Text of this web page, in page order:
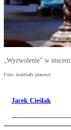
„Wyzwolenie” w
Foto: materiały prasowe
Jacek Cieślak